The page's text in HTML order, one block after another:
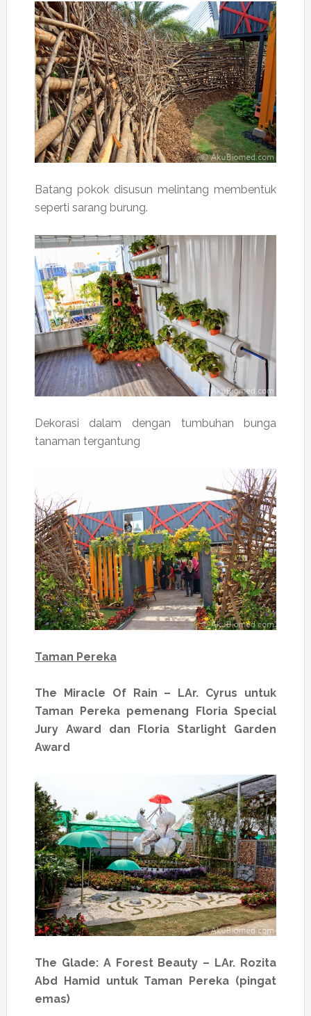
Batang pokok disusun melintang membentuk
seperti sarang burung.
Dekorasi dalam dengan tumbuhan bunga
tanaman tergantung
Taman Pereka
The Miracle Of Rain – LAr. Cyrus untuk
Taman Pereka pemenang Floria Special
Jury Award dan Floria Starlight Garden
Award
The Glade: A Forest Beauty – LAr. Rozita
Abd Hamid untuk Taman Pereka (pingat
emas)